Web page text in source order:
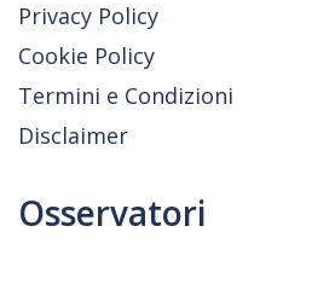
Privacy Policy
Cookie Policy
Termini e Condizioni
Disclaimer
Osservatori